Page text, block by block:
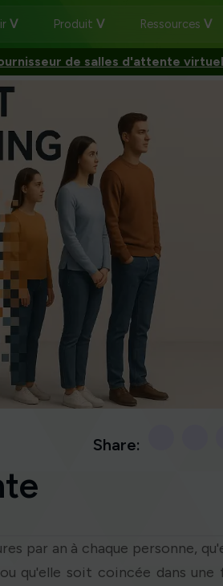
Produit Ressources
de salles d'attente
Share:
par an à chaque personne,
qu'elle soit coincée dans une